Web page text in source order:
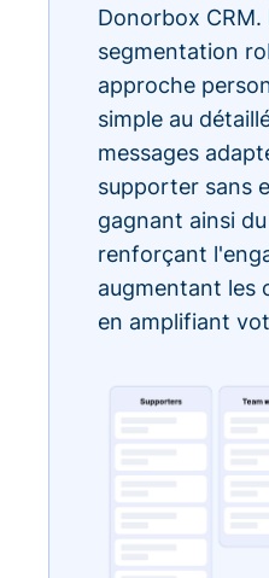
Donorbox CRM.
segmentation
approche
simple au
messages
supporter sans
gagnant ainsi
renforçant
augmentant les
en amplifiant